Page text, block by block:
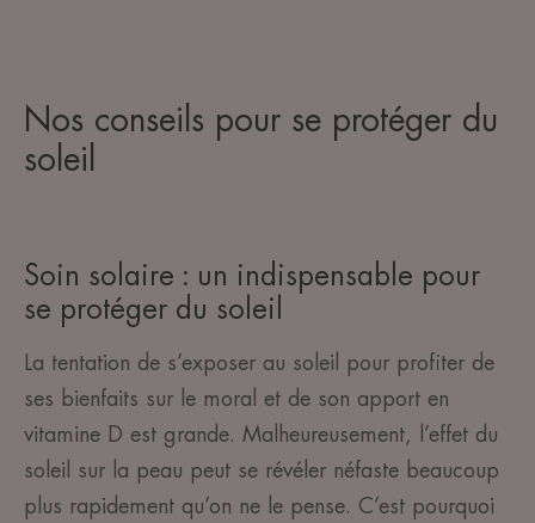
Nos conseils pour se protéger du
soleil
Soin solaire : un indispensable pour
se protéger du soleil
La tentation de s’exposer au soleil pour profiter de
ses bienfaits sur le moral et de son apport en
vitamine D est grande. Malheureusement, l’effet du
soleil sur la peau peut se révéler néfaste beaucoup
plus rapidement qu’on ne le pense. C’est pourquoi